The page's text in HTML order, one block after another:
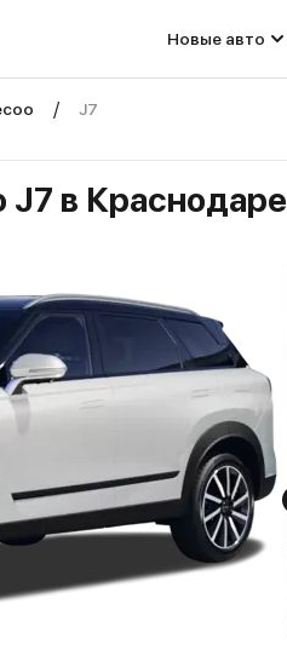
Новые авто
J7
J7 в Краснодаре